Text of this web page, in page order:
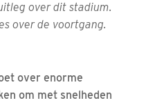
over dit stadium.
over de voortgang.
over enorme
om met snelheden